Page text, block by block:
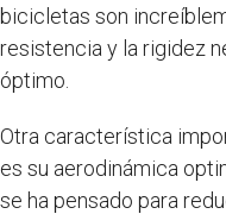
bicicletas son
resistencia y la rigidez
óptimo.
Otra característica
es su aerodinámica
se ha pensado para